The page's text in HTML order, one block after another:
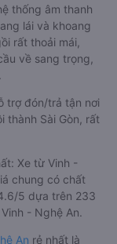
thống âm thanh
lái và khoang
rất thoải mái,
về sang trọng,
trợ đón/trả tận nơi
thành Sài Gòn, rất
Xe từ Vinh -
chung có chất
5 dựa trên 233
- Nghệ An.
An rẻ nhất là